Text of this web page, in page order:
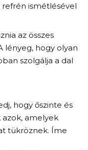
refrén ismétlésével
az összes
lényeg, hogy olyan
szolgálja a dal
hogy őszinte és
amelyek
tükröznek. Íme